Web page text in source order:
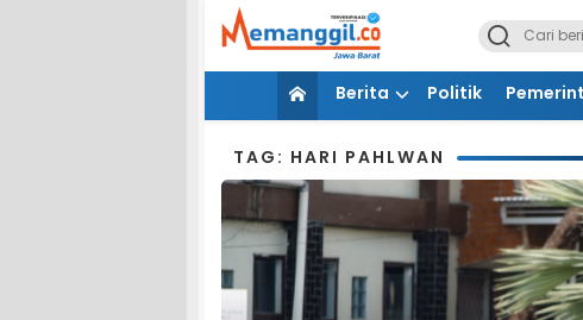
Berita Politik
TAG: HARI PAHLWAN